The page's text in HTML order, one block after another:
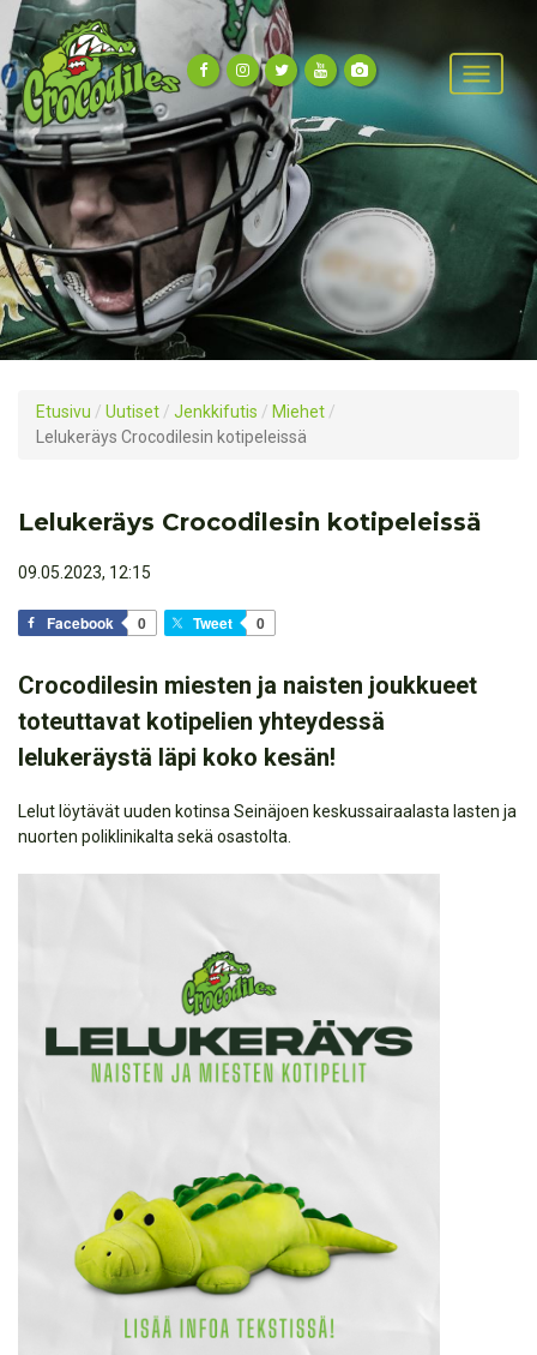
Etusivu / Uutiset / Jenkkifutis / Miehet /
Lelukeräys Crocodilesin kotipeleissä
Lelukeräys Crocodilesin kotipeleissä
09.05.2023, 12:15
Facebook 0 Tweet 0
Crocodilesin miesten ja naisten joukkueet
toteuttavat kotipelien yhteydessä
lelukeräystä läpi koko kesän!
Lelut löytävät uuden kotinsa Seinäjoen keskussairaalasta lasten ja
nuorten poliklinikalta sekä osastolta.